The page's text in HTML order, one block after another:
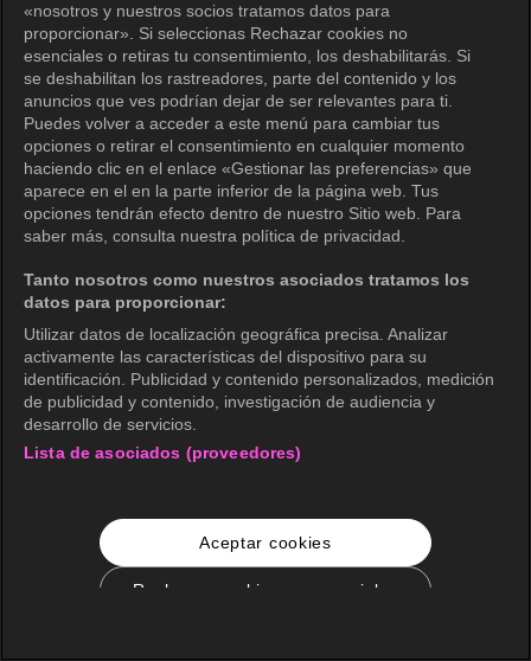
«nosotros y nuestros socios tratamos datos para
proporcionar». Si seleccionas Rechazar cookies no
esenciales o retiras tu consentimiento, los deshabilitarás. Si
se deshabilitan los rastreadores, parte del contenido y los
anuncios que ves podrían dejar de ser relevantes para ti.
Puedes volver a acceder a este menú para cambiar tus
opciones o retirar el consentimiento en cualquier momento
haciendo clic en el enlace «Gestionar las preferencias» que
aparece en el en la parte inferior de la página web. Tus
opciones tendrán efecto dentro de nuestro Sitio web. Para
saber más, consulta nuestra política de privacidad.
Tanto nosotros como nuestros asociados tratamos los
datos para proporcionar:
Utilizar datos de localización geográfica precisa. Analizar
activamente las características del dispositivo para su
identificación. Publicidad y contenido personalizados, medición
de publicidad y contenido, investigación de audiencia y
desarrollo de servicios.
Lista de asociados (proveedores)
Aceptar cookies
Rechazar cookies no esenciales